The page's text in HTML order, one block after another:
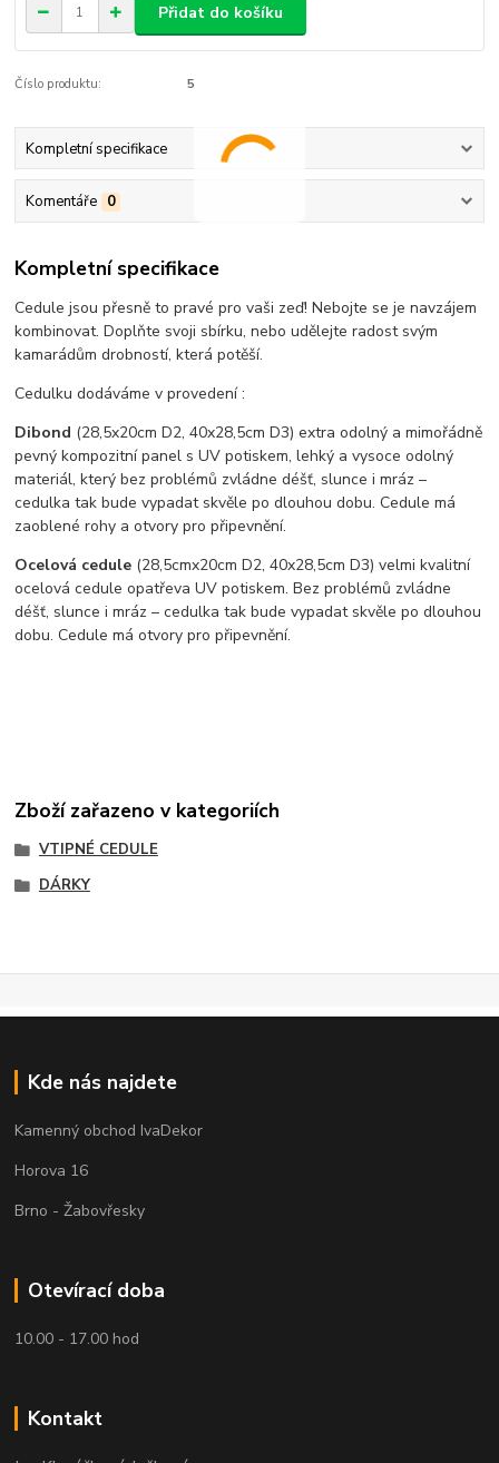
Přidat do košíku
Číslo produktu: 5
Kompletní specifikace
Komentáře 0
Kompletní specifikace
Cedule jsou přesně to pravé pro vaši zeď! Nebojte se je navzájem
kombinovat. Doplňte svoji sbírku, nebo udělejte radost svým
kamarádům drobností, která potěší.
Cedulku dodáváme v provedení :
Dibond (28,5x20cm D2, 40x28,5cm D3) extra odolný a mimořádně
pevný kompozitní panel s UV potiskem, lehký a vysoce odolný
materiál, který bez problémů zvládne déšť, slunce i mráz –
cedulka tak bude vypadat skvěle po dlouhou dobu. Cedule má
zaoblené rohy a otvory pro připevnění.
Ocelová cedule (28,5cmx20cm D2, 40x28,5cm D3) velmi kvalitní
ocelová cedule opatřeva UV potiskem. Bez problémů zvládne
déšť, slunce i mráz – cedulka tak bude vypadat skvěle po dlouhou
dobu. Cedule má otvory pro připevnění.
Zboží zařazeno v kategoriích
VTIPNÉ CEDULE
DÁRKY
Kde nás najdete
Kamenný obchod IvaDekor
Horova 16
Brno - Žabovřesky
Otevírací doba
10.00 - 17.00 hod
Kontakt